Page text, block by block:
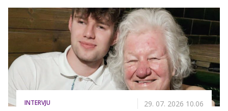
vas še naprej čakajo na VOYO.
INTERVJU 29. 07. 2026 10.06